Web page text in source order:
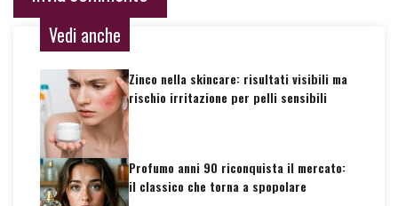
Vedi anche
Zinco nella skincare: risultati visibili ma
rischio irritazione per pelli sensibili
Profumo anni 90 riconquista il mercato:
il classico che torna a spopolare